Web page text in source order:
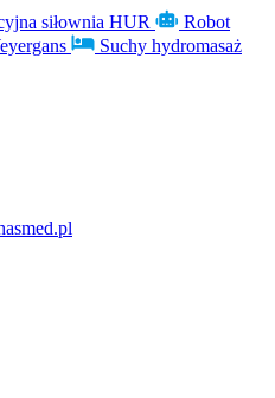
siłownia HUR
Robot
Suchy hydromasaż